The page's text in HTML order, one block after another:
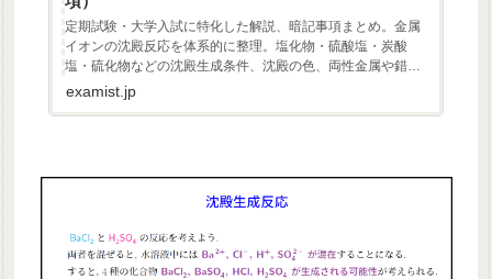
定期試験・大学入試に特化した解説、暗記事項まとめ。金属
イオンの沈殿反応を体系的に整理。塩化物・硫酸塩・炭酸
塩・硫化物などの沈殿生成条件、沈殿の色、両性金属や錯イ
オンの性質、酸性・塩基性条件での変化を詳しく解説。無機
化学の最重要テーマを暗記と理解の両面から網羅。
examist.jp